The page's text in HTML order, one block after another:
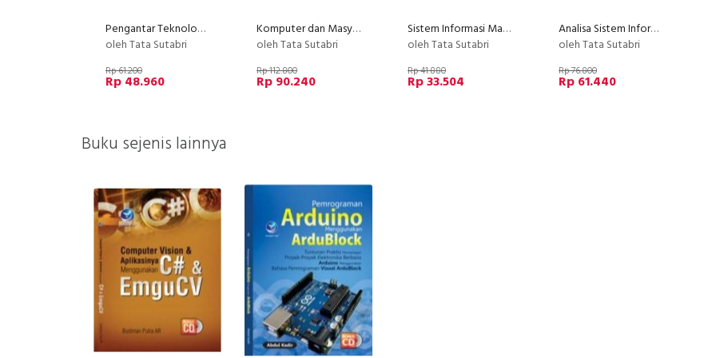
Pengantar Teknologi Informasi
oleh Tata Sutabri
Rp 61.200
Rp 48.960
Komputer dan Masyarakat
oleh Tata Sutabri
Rp 112.800
Rp 90.240
Sistem Informasi Manajemen
oleh Tata Sutabri
Rp 41.880
Rp 33.504
Analisa Sistem Informasi
oleh Tata Sutabri
Rp 76.800
Rp 61.440
Buku sejenis lainnya